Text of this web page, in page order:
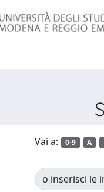
Vai a: 0-9 A
o inserisci le